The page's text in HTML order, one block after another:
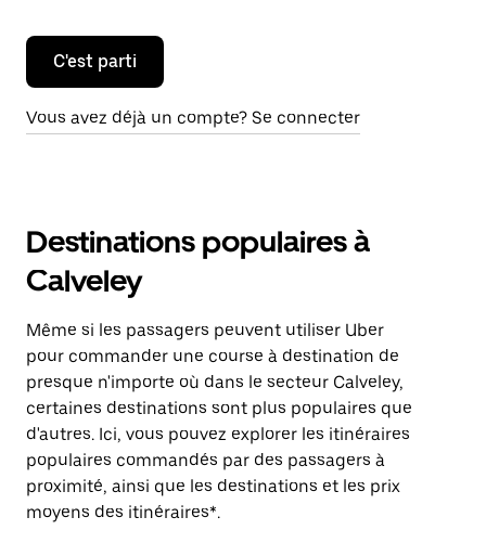
C'est parti
Vous avez déjà un compte? Se connecter
Destinations populaires à
Calveley
Même si les passagers peuvent utiliser Uber
pour commander une course à destination de
presque n'importe où dans le secteur Calveley,
certaines destinations sont plus populaires que
d'autres. Ici, vous pouvez explorer les itinéraires
populaires commandés par des passagers à
proximité, ainsi que les destinations et les prix
moyens des itinéraires*.